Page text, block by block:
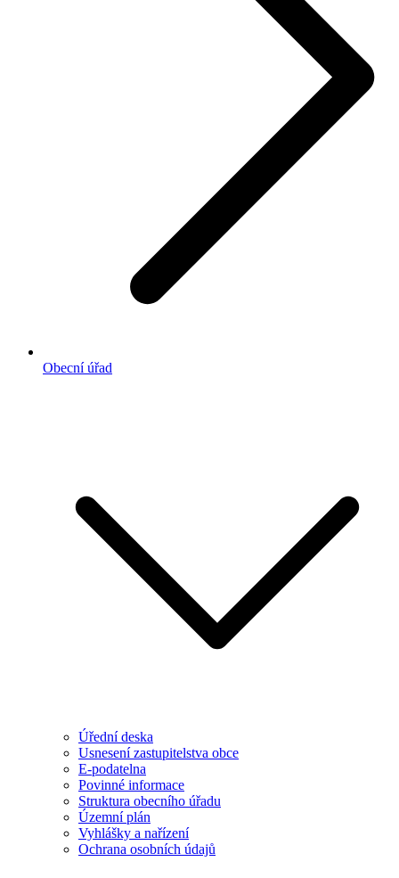
Obecní úřad
Úřední deska
Usnesení zastupitelstva obce
E-podatelna
Povinné informace
Struktura obecního úřadu
Územní plán
Vyhlášky a nařízení
Ochrana osobních údajů